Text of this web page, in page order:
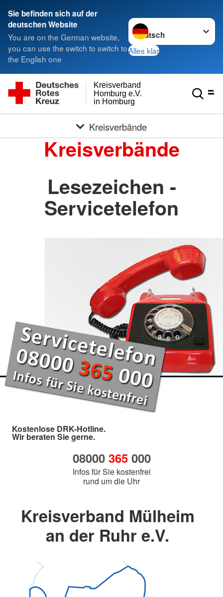
Sie befinden sich auf der
deutschen Website
You are on the German website,
you can use the switch to switch to
the English one
Sprache wechseln zu
Alles klar
in Homburg
Homburg e.V.
Kreisverband
Kreisverbände
Kreisverbände
Lesezeichen -
Servicetelefon
Kostenlose DRK-Hotline.
Wir beraten Sie gerne.
08000 365000
Infos für Sie kostenfrei
rund um die Uhr
Kreisverband Mülheim
an der Ruhr e.V.